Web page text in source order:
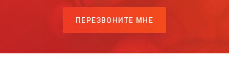
ПЕРЕЗВОНИТЕ МНЕ